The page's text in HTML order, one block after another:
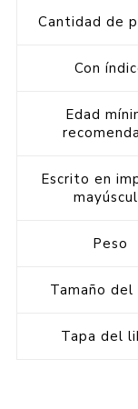
Cantidad de
Con
Edad
Escrito en
Peso
Tamaño del
Tapa del